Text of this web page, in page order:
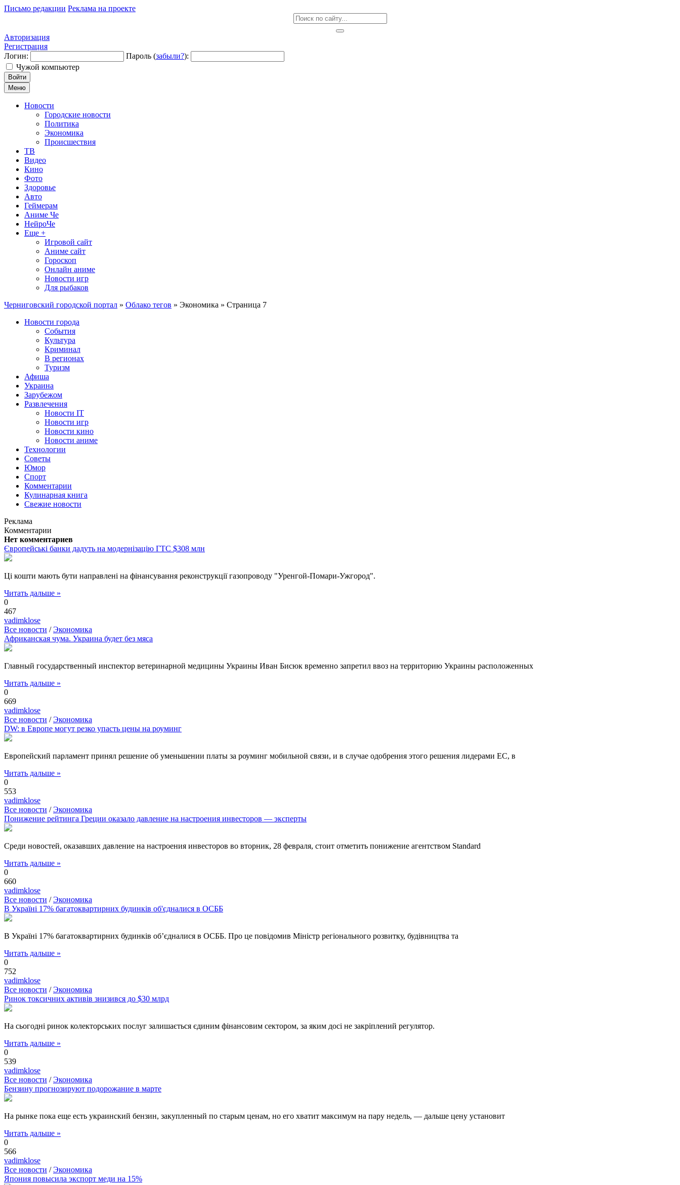
Письмо редакции Реклама на проекте
Авторизация
Регистрация
Логин:
Пароль (забыли?):
Чужой компьютер
Войти
Меню
Новости
Городские новости
Политика
Экономика
Происшествия
ТВ
Видео
Кино
Фото
Здоровье
Авто
Геймерам
Аниме Че
НейроЧе
Еще +
Игровой сайт
Аниме сайт
Гороскоп
Онлайн аниме
Новости игр
Для рыбаков
Черниговский городской портал » Облако тегов » Экономика » Страница 7
Новости города
События
Культура
Криминал
В регионах
Туризм
Афиша
Украина
Зарубежом
Развлечения
Новости IT
Новости игр
Новости кино
Новости аниме
Технологии
Советы
Юмор
Спорт
Комментарии
Кулинарная книга
Свежие новости
Реклама
Комментарии
Нет комментариев
Європейські банки дадуть на модернізацію ГТС $308 млн
Ці кошти мають бути направлені на фінансування реконструкції газопроводу "Уренгой-Помари-Ужгород".
Читать дальше »
0
467
vadimklose
Все новости /Экономика
Африканская чума. Украина будет без мяса
Главный государственный инспектор ветеринарной медицины Украины Иван Бисюк временно запретил ввоз на территорию Украины расположенных
Читать дальше »
0
669
vadimklose
Все новости /Экономика
DW: в Европе могут резко упасть цены на роуминг
Европейский парламент принял решение об уменьшении платы за роуминг мобильной связи, и в случае одобрения этого решения лидерами ЕС, в
Читать дальше »
0
553
vadimklose
Все новости /Экономика
Понижение рейтинга Греции оказало давление на настроения инвесторов — эксперты
Среди новостей, оказавших давление на настроения инвесторов во вторник, 28 февраля, стоит отметить понижение агентством Standard
Читать дальше »
0
660
vadimklose
Все новости /Экономика
В Україні 17% багатоквартирних будинків об'єдналися в ОСББ
В Україні 17% багатоквартирних будинків об’єдналися в ОСББ. Про це повідомив Міністр регіонального розвитку, будівництва та
Читать дальше »
0
752
vadimklose
Все новости /Экономика
Ринок токсичних активів знизився до $30 млрд
На сьогодні ринок колекторських послуг залишається єдиним фінансовим сектором, за яким досі не закріплений регулятор.
Читать дальше »
0
539
vadimklose
Все новости /Экономика
Бензину прогнозируют подорожание в марте
На рынке пока еще есть украинский бензин, закупленный по старым ценам, но его хватит максимум на пару недель, — дальше цену установит
Читать дальше »
0
566
vadimklose
Все новости /Экономика
Япония повысила экспорт меди на 15%